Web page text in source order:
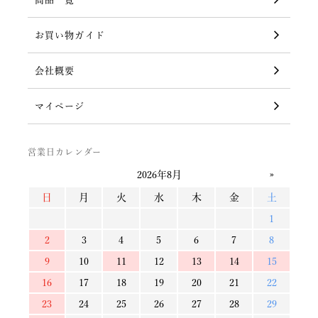
お買い物ガイド
会社概要
マイページ
営業日カレンダー